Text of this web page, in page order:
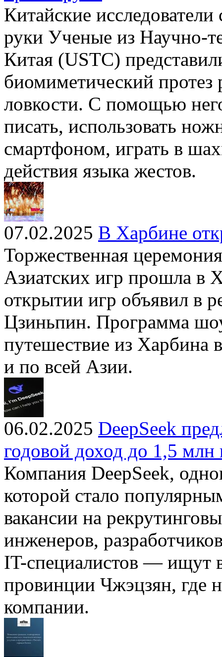
Китайские
руки Ученые из Научно-
Китая (USTC)
биомиметический
ловкости. С помощью
писать, использовать
смартфоном, играть в
действия языка жестов.
07.02.2025 В Харбине
Торжественная
Азиатских игр прошла в
открытии игр объявил в
Цзиньпин. Программа
путешествие из Харбина
и по всей Азии.
06.02.2025 DeepSeek
годовой доход до 1,5
Компания DeepSeek,
которой стало
вакансии на
инженеров,
IT-специалистов — ищут
провинции Чжэцзян, где
компании.